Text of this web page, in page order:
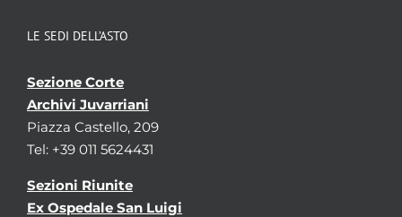
LE SEDI DELL’ASTO
Sezione Corte
Archivi Juvarriani
Piazza Castello, 209
Tel: +39 011 5624431
Sezioni Riunite
Ex Ospedale San Luigi